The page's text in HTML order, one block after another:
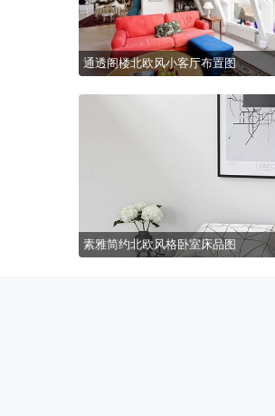
通透阁楼北欧风小客厅布置图
素雅简约北欧风格卧室床品图